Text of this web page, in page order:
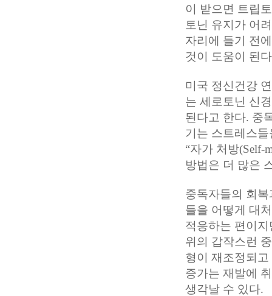
이 받으면 트립
토닌 유지가 어
자리에 들기 전
것이 도움이 된
미국 정신건강
는 세로토닌 신
된다고 한다. 중
기는 스트레스
“자가 처방(Self-
방법은 더 많은
중독자들의 회
들을 어떻게 대
적응하는 편이
위의 갑작스런
형이 재조정되
증가는 재발에
생각날 수 있다.